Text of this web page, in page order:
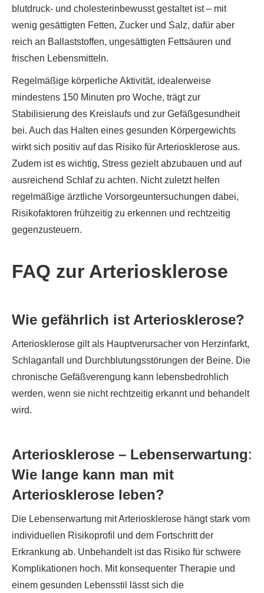
blutdruck- und cholesterinbewusst gestaltet ist – mit
wenig gesättigten Fetten, Zucker und Salz, dafür aber
reich an Ballaststoffen, ungesättigten Fettsäuren und
frischen Lebensmitteln.
Regelmäßige körperliche Aktivität, idealerweise
mindestens 150 Minuten pro Woche, trägt zur
Stabilisierung des Kreislaufs und zur Gefäßgesundheit
bei. Auch das Halten eines gesunden Körpergewichts
wirkt sich positiv auf das Risiko für Arteriosklerose aus.
Zudem ist es wichtig, Stress gezielt abzubauen und auf
ausreichend Schlaf zu achten. Nicht zuletzt helfen
regelmäßige ärztliche Vorsorgeuntersuchungen dabei,
Risikofaktoren frühzeitig zu erkennen und rechtzeitig
gegenzusteuern.
FAQ zur Arteriosklerose
Wie gefährlich ist Arteriosklerose?
Arteriosklerose gilt als Hauptverursacher von Herzinfarkt,
Schlaganfall und Durchblutungsstörungen der Beine. Die
chronische Gefäßverengung kann lebensbedrohlich
werden, wenn sie nicht rechtzeitig erkannt und behandelt
wird.
Arteriosklerose – Lebenserwartung:
Wie lange kann man mit
Arteriosklerose leben?
Die Lebenserwartung mit Arteriosklerose hängt stark vom
individuellen Risikoprofil und dem Fortschritt der
Erkrankung ab. Unbehandelt ist das Risiko für schwere
Komplikationen hoch. Mit konsequenter Therapie und
einem gesunden Lebensstil lässt sich die